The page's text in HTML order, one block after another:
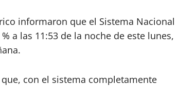
informaron que el Sistema Nacional
a las 11:53 de la noche de este lunes,
con el sistema completamente